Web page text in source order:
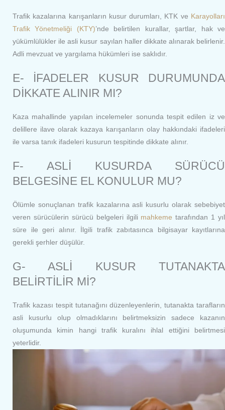
Trafik kazalarına karışanların kusur durumları, KTK ve Karayolları
Trafik Yönetmeliği (KTY)’nde belirtilen kurallar, şartlar, hak ve
yükümlülükler ile asli kusur sayılan haller dikkate alınarak belirlenir.
Adli mevzuat ve yargılama hükümleri ise saklıdır.
E- İFADELER KUSUR DURUMUNDA
DİKKATE ALINIR MI?
Kaza mahallinde yapılan incelemeler sonunda tespit edilen iz ve
delillere ilave olarak kazaya karışanların olay hakkındaki ifadeleri
ile varsa tanık ifadeleri kusurun tespitinde dikkate alınır.
F- ASLİ KUSURDA SÜRÜCÜ
BELGESİNE EL KONULUR MU?
Ölümle sonuçlanan trafik kazalarına asli kusurlu olarak sebebiyet
veren sürücülerin sürücü belgeleri ilgili mahkeme tarafından 1 yıl
süre ile geri alınır. İlgili trafik zabıtasınca bilgisayar kayıtlarına
gerekli şerhler düşülür.
G- ASLİ KUSUR TUTANAKTA
BELİRTİLİR Mİ?
Trafik kazası tespit tutanağını düzenleyenlerin, tutanakta tarafların
asli kusurlu olup olmadıklarını belirtmeksizin sadece kazanın
oluşumunda kimin hangi trafik kuralını ihlal ettiğini belirtmesi
yeterlidir.